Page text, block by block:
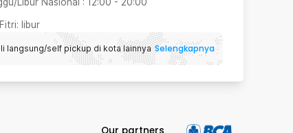
: libur
langsung/self pickup di kota lainnya Selengkapnya